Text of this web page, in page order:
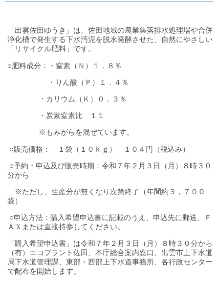
「出雲佐田ゆうき」は、佐田地域の農業集落排水処理場や合併
浄化槽で発生する下水汚泥を脱水発酵させた、自然にやさしい
「リサイクル肥料」です。
○肥料成分：・窒素（Ｎ）１．８％
・りん酸（Ｐ）１．４％
・カリウム（Ｋ）０．３％
・炭素窒素比 １１
※もみがらを混ぜています。
○販売価格： １袋（１０ｋｇ） １０４円（税込み）
○予約・申込及び販売時期：令和７年２月３日（月）８時３０
分から
※ただし、生産分が無くなり次第終了（年間約３，７００
袋）
○申込方法：購入希望申込書に記載のうえ、申込先に郵送、Ｆ
ＡＸまたは直接持参してください。
「購入希望申込書」は令和７年２月３日（月）８時３０分から
（有）エコプラント佐田、本庁総合案内窓口、出雲市上下水道
局下水道管理課、東部・西部上下水道事務所、各行政センター
で配布を開始します。